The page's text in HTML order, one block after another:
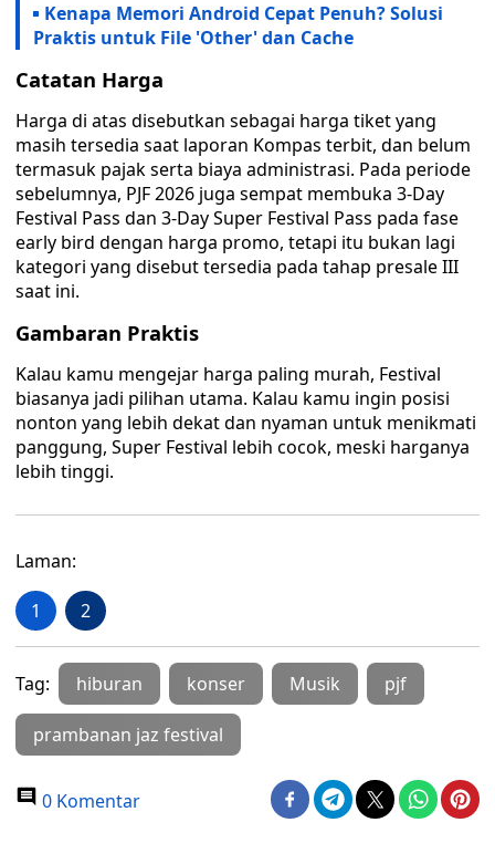
Kenapa Memori Android Cepat Penuh? Solusi
Praktis untuk File 'Other' dan Cache
Catatan Harga
Harga di atas disebutkan sebagai harga tiket yang
masih tersedia saat laporan Kompas terbit, dan belum
termasuk pajak serta biaya administrasi. Pada periode
sebelumnya, PJF 2026 juga sempat membuka 3-Day
Festival Pass dan 3-Day Super Festival Pass pada fase
early bird dengan harga promo, tetapi itu bukan lagi
kategori yang disebut tersedia pada tahap presale III
saat ini.
Gambaran Praktis
Kalau kamu mengejar harga paling murah, Festival
biasanya jadi pilihan utama. Kalau kamu ingin posisi
nonton yang lebih dekat dan nyaman untuk menikmati
panggung, Super Festival lebih cocok, meski harganya
lebih tinggi.
Laman:
1 2
Tag: hiburan konser Musik pjf
prambanan jaz festival
0 Komentar